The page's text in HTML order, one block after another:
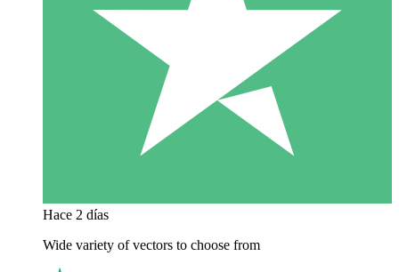
Hace 2 días
Wide variety of vectors to choose from